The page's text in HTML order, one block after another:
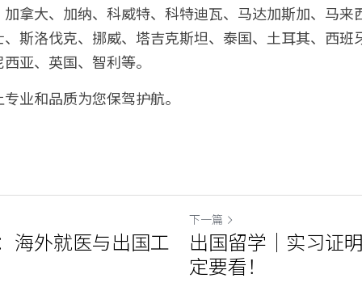
拿大、加纳、科威特、科特迪瓦、马达加斯加、马来
斯洛伐克、挪威、塔吉克斯坦、泰国、土耳其、西班
亚、英国、智利等。
业和品质为您保驾护航。
海外就医与出国工
下一篇
出国留学｜实习证
定要看！